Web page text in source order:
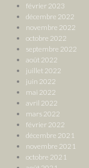
février 2023
décembre 2022
novembre 2022
octobre 2022
septembre 2022
août 2022
juillet 2022
juin 2022
mai 2022
avril 2022
mars 2022
février 2022
décembre 2021
novembre 2021
octobre 2021